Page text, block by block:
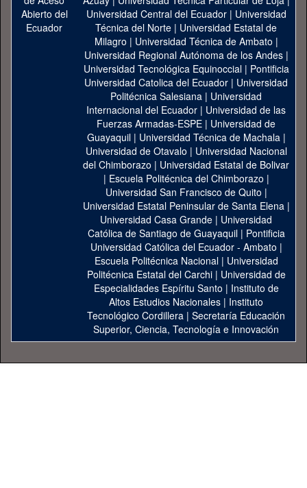
Universidad Central del Ecuador| Universidad
Técnica del Norte | Universidad Estatal de
Milagro | Universidad Técnica de Ambato |
Universidad Regional Autónoma de los Andes|
Universidad Tecnológica Equinoccial| Pontificia
Universidad Catolica del Ecuador | Universidad
Politécnica Salesiana | Universidad
Internacional del Ecuador | Universidad de las
Fuerzas Armadas-ESPE | Universidad de
Guayaquil| Universidad Técnica de Machala|
Universidad de Otavalo | Universidad Nacional
del Chimborazo | Universidad Estatal de Bolivar
| Escuela Politécnica del Chimborazo |
Universidad San Francisco de Quito |
Universidad Estatal Peninsular de Santa Elena|
Universidad Casa Grande | Universidad
Católica de Santiago de Guayaquil| Pontificia
Universidad Católica del Ecuador - Ambato |
Escuela Politécnica Nacional| Universidad
Politécnica Estatal del Carchi| Universidad de
Especialidades Espíritu Santo | Instituto de
Altos Estudios Nacionales | Instituto
Tecnológico Cordillera | Secretaría Educación
Superior, Ciencia, Tecnología e Innovación